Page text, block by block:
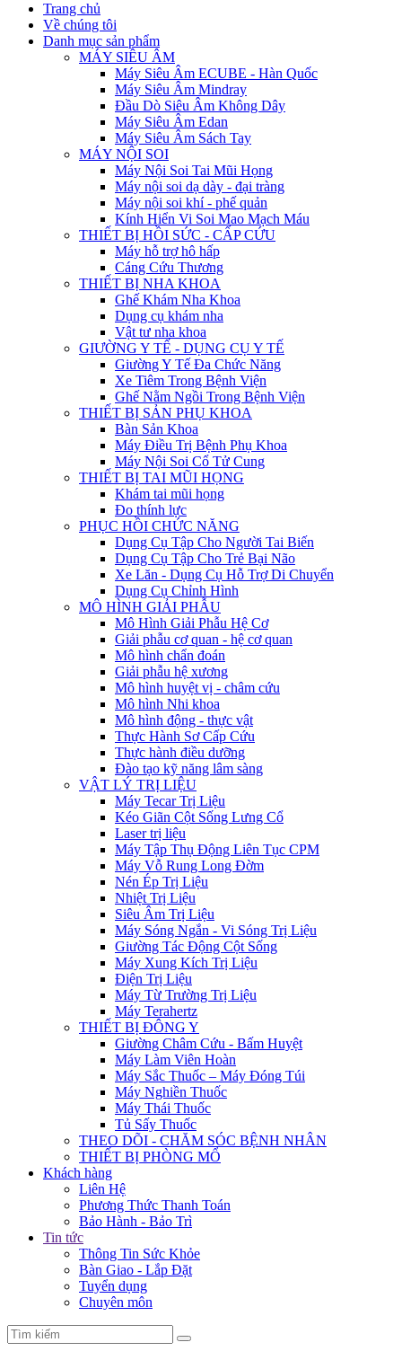
Trang chủ
Về chúng tôi
Danh mục sản phẩm
MÁY SIÊU ÂM
Máy Siêu Âm ECUBE - Hàn Quốc
Máy Siêu Âm Mindray
Đầu Dò Siêu Âm Không Dây
Máy Siêu Âm Edan
Máy Siêu Âm Sách Tay
MÁY NỘI SOI
Máy Nội Soi Tai Mũi Họng
Máy nội soi dạ dày - đại tràng
Máy nội soi khí - phế quản
Kính Hiển Vi Soi Mao Mạch Máu
THIẾT BỊ HỒI SỨC - CẤP CỨU
Máy hỗ trợ hô hấp
Cáng Cứu Thương
THIẾT BỊ NHA KHOA
Ghế Khám Nha Khoa
Dụng cụ khám nha
Vật tư nha khoa
GIƯỜNG Y TẾ - DỤNG CỤ Y TẾ
Giường Y Tế Đa Chức Năng
Xe Tiêm Trong Bệnh Viện
Ghế Nằm Ngồi Trong Bệnh Viện
THIẾT BỊ SẢN PHỤ KHOA
Bàn Sản Khoa
Máy Điều Trị Bệnh Phụ Khoa
Máy Nội Soi Cổ Tử Cung
THIẾT BỊ TAI MŨI HỌNG
Khám tai mũi họng
Đo thính lực
PHỤC HỒI CHỨC NĂNG
Dụng Cụ Tập Cho Người Tai Biến
Dụng Cụ Tập Cho Trẻ Bại Não
Xe Lăn - Dụng Cụ Hỗ Trợ Di Chuyển
Dụng Cụ Chỉnh Hình
MÔ HÌNH GIẢI PHẪU
Mô Hình Giải Phẫu Hệ Cơ
Giải phẫu cơ quan - hệ cơ quan
Mô hình chẩn đoán
Giải phẫu hệ xương
Mô hình huyệt vị - châm cứu
Mô hình Nhi khoa
Mô hình động - thực vật
Thực Hành Sơ Cấp Cứu
Thực hành điều dưỡng
Đào tạo kỹ năng lâm sàng
VẬT LÝ TRỊ LIỆU
Máy Tecar Trị Liệu
Kéo Giãn Cột Sống Lưng Cổ
Laser trị liệu
Máy Tập Thụ Động Liên Tục CPM
Máy Vỗ Rung Long Đờm
Nén Ép Trị Liệu
Nhiệt Trị Liệu
Siêu Âm Trị Liệu
Máy Sóng Ngắn - Vi Sóng Trị Liệu
Giường Tác Động Cột Sống
Máy Xung Kích Trị Liệu
Điện Trị Liệu
Máy Từ Trường Trị Liệu
Máy Terahertz
THIẾT BỊ ĐÔNG Y
Giường Châm Cứu - Bấm Huyệt
Máy Làm Viên Hoàn
Máy Sắc Thuốc – Máy Đóng Túi
Máy Nghiền Thuốc
Máy Thái Thuốc
Tủ Sấy Thuốc
THEO DÕI - CHĂM SÓC BỆNH NHÂN
THIẾT BỊ PHÒNG MỔ
Khách hàng
Liên Hệ
Phương Thức Thanh Toán
Bảo Hành - Bảo Trì
Tin tức
Thông Tin Sức Khỏe
Bàn Giao - Lắp Đặt
Tuyển dụng
Chuyên môn